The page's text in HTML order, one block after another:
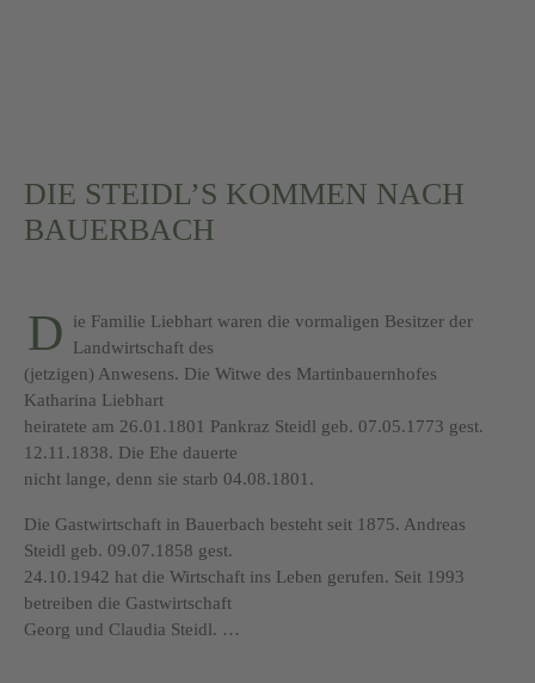
DIE STEIDL’S KOMMEN NACH
BAUERBACH
D
ie Familie Liebhart waren die vormaligen Besitzer der
Landwirtschaft des
(jetzigen) Anwesens. Die Witwe des Martinbauernhofes
Katharina Liebhart
heiratete am 26.01.1801 Pankraz Steidl geb. 07.05.1773 gest.
12.11.1838. Die Ehe dauerte
nicht lange, denn sie starb 04.08.1801.
Die Gastwirtschaft in Bauerbach besteht seit 1875. Andreas
Steidl geb. 09.07.1858 gest.
24.10.1942 hat die Wirtschaft ins Leben gerufen. Seit 1993
betreiben die Gastwirtschaft
Georg und Claudia Steidl. …